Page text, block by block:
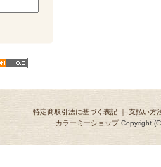
特定商取引法に基づく表記 ｜ 支払い方
カラーミーショップCopyright